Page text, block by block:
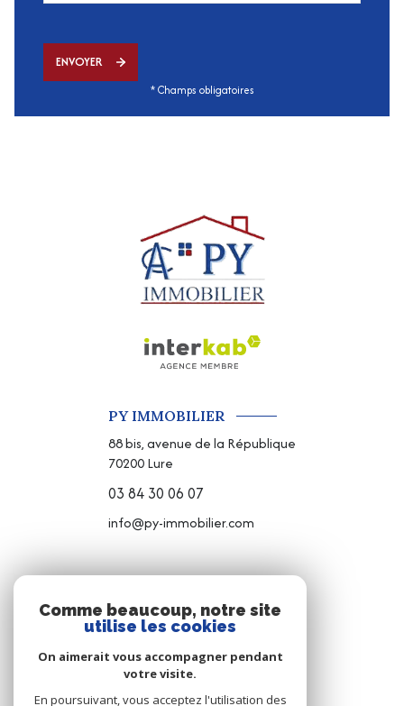
ENVOYER
* Champs obligatoires
PY IMMOBILIER
88 bis, avenue de la République
70200Lure
03 84 30 06 07
info@py-immobilier.com
NOUS SUIVRE
Comme beaucoup, notre site
utilise les cookies
On aimerait vous accompagner pendant
votre visite.
En poursuivant, vous acceptez l'utilisation des